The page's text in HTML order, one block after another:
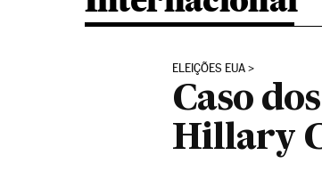
ELEIÇÕES EUA
Caso
Hillary